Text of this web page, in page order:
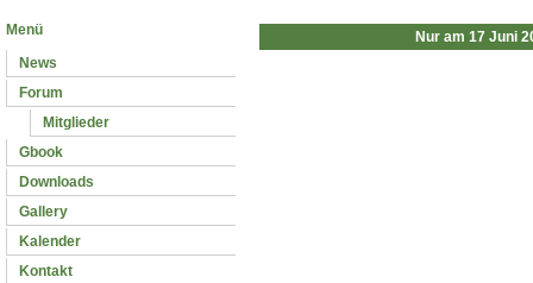
Menü
News
Forum
Mitglieder
Gbook
Downloads
Gallery
Kalender
Kontakt
Nur am 17 Juni